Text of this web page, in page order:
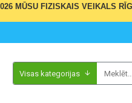
MŪSU FIZISKAIS VEIKALS
Visas kategorijas